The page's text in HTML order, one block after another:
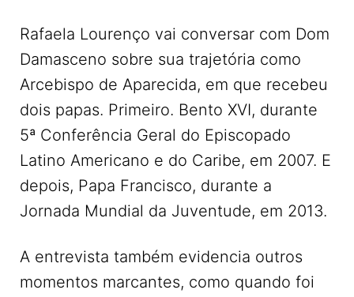
Rafaela Lourenço vai conversar com Dom
Damasceno sobre sua trajetória como
Arcebispo de Aparecida, em que recebeu
dois papas. Primeiro. Bento XVI, durante
5ª Conferência Geral do Episcopado
Latino Americano e do Caribe, em 2007. E
depois, Papa Francisco, durante a
Jornada Mundial da Juventude, em 2013.
A entrevista também evidencia outros
momentos marcantes, como quando foi